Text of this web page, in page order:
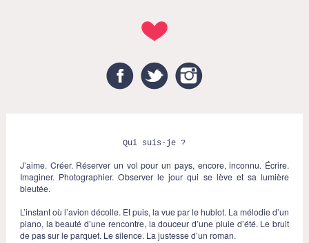
FacebookTwitter
Qui suis-je ?
J’aime. Créer. Réserver un vol pour un pays, encore, inconnu. Écrire.
Imaginer. Photographier. Observer le jour qui se lève et sa lumière
bleutée.
L’instant où l’avion décolle. Et puis, la vue par le hublot. La mélodie d’un
piano, la beauté d’une rencontre, la douceur d’une pluie d’été. Le bruit
de pas sur le parquet. Le silence. La justesse d’un roman.